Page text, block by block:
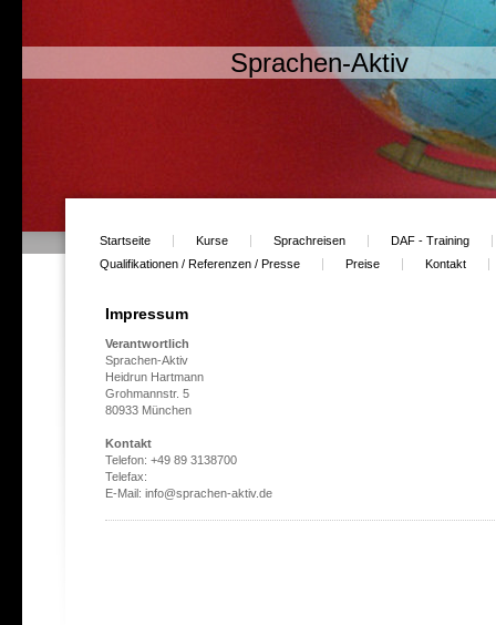
Sprachen-Aktiv
Startseite Kurse Sprachreisen
DAF - Training
Qualifikationen / Referenzen / Presse
Preise Kontakt
Impressum
Verantwortlich
Sprachen-Aktiv
Heidrun Hartmann
Grohmannstr. 5
80933 München
Kontakt
Telefon: +49 89 3138700
Telefax:
E-Mail: info@sprachen-aktiv.de